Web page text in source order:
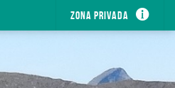
Zona privada